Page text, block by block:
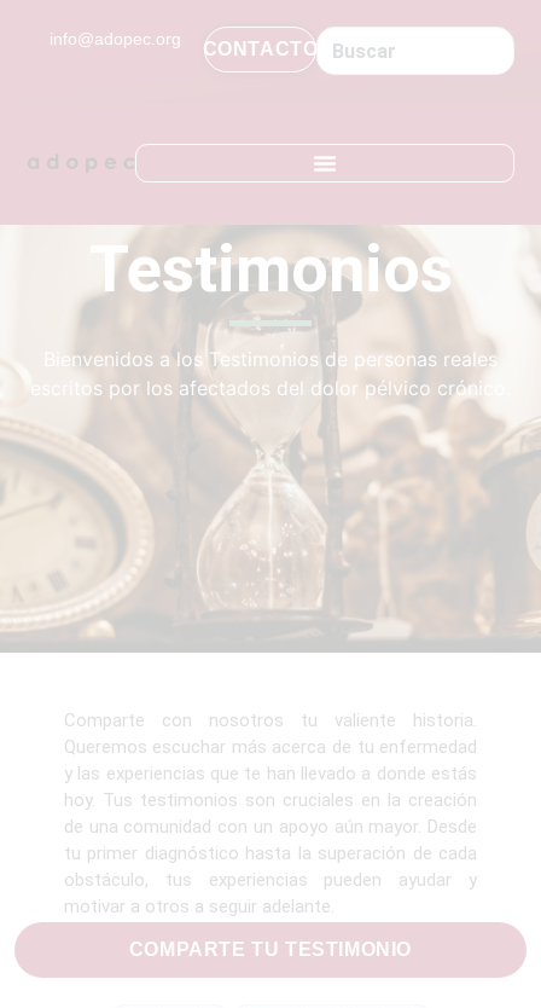
info@adopec.org CONTACTO
Testimonios
Bienvenidos a los Testimonios de personas reales
escritos por los afectados del dolor pélvico crónico.
Comparte con nosotros tu valiente historia.
Queremos escuchar más acerca de tu enfermedad
y las experiencias que te han llevado a donde estás
hoy. Tus testimonios son cruciales en la creación
de una comunidad con un apoyo aún mayor. Desde
tu primer diagnóstico hasta la superación de cada
obstáculo, tus experiencias pueden ayudar y
motivar a otros a seguir adelante.
COMPARTE TU TESTIMONIO